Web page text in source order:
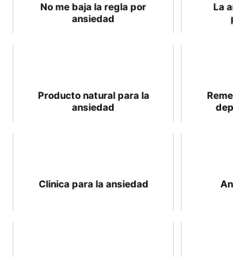
No me baja la regla por
ansiedad
La
Producto natural para la
ansiedad
Clinica para la ansiedad